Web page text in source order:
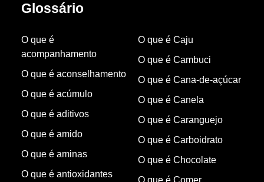
Glossário
O que é
acompanhamento
O que é aconselhamento
O que é acúmulo
O que é aditivos
O que é amido
O que é aminas
O que é antioxidantes
O que é Caju
O que é Cambuci
O que é Cana-de-açúcar
O que é Canela
O que é Caranguejo
O que é Carboidrato
O que é Chocolate